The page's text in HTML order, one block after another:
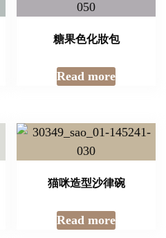
糖果色化妝包
Read more
猫咪造型沙律碗
Read more